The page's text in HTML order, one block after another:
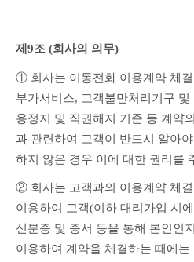
제9조 (회사의 의무)
① 회사는 이동전화 이용계약 체
부가서비스, 고객불만처리기구 및
용정지 및 직권해지 기준 등 계약
과 관련하여 고객이 반드시 알아
하지 않은 경우 이에 대한 권리를
② 회사는 고객과의 이용계약 체
이용하여 고객(이하 대리가입 시
신분증 및 증서 등을 통해 본인인
이용하여 계약을 체결하는 때에